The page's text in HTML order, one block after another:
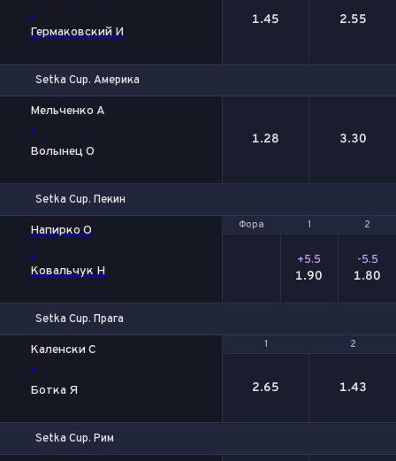
-
Гермаковский И
1.45 2.55
Setka Cup. Америка
Мельченко А
-
Волынец О
1.28 3.30
Setka Cup. Пекин
Фора 1 2
Напирко О
-
Ковальчук Н
Фора 1 2
+5.5
1.90
-5.5
1.80
Setka Cup. Прага
1 2
Каленски С
-
Ботка Я
1 2
2.65 1.43
Setka Cup. Рим